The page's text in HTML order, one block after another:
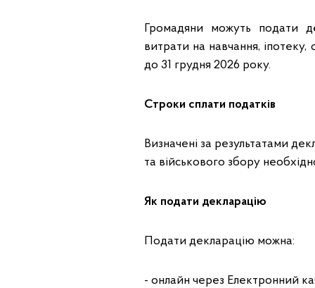
Громадяни можуть подати
витрати на навчання,
до 31 грудня 2026 року.
Строки сплати податків
Визначені за результатами
та військового збору
Як подати декларацію
Подати декларацію можна:
- онлайн через Електронний